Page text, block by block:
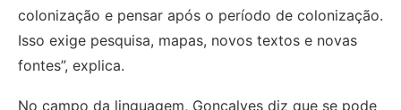
colonização e pensar após o período de colonização.
Isso exige pesquisa, mapas, novos textos e novas
fontes”, explica.
No campo da linguagem, Gonçalves diz que se pode